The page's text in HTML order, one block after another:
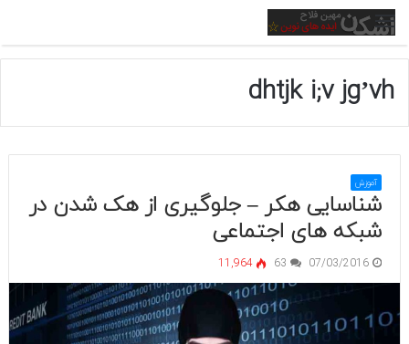
منو
dhtjk i;v jg’vh
آموزش
شناسایی هکر – جلوگیری از هک شدن در
شبکه های اجتماعی
07/03/2016
63
11,964